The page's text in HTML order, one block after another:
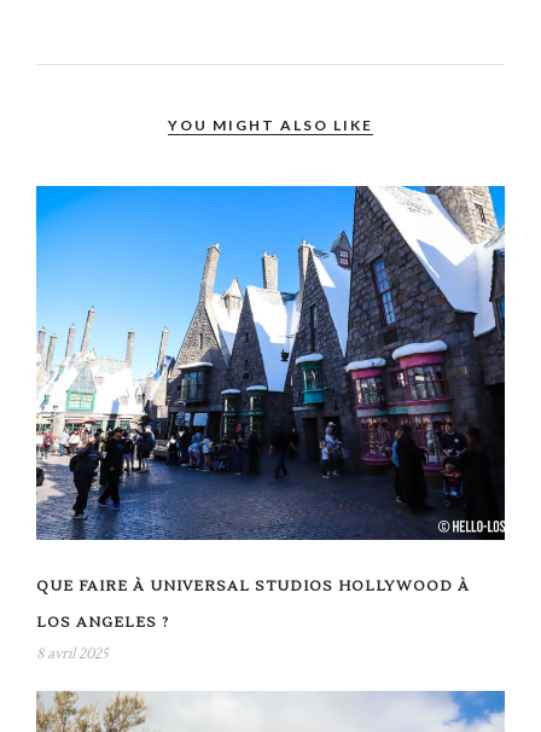
YOU MIGHT ALSO LIKE
QUE FAIRE À UNIVERSAL STUDIOS HOLLYWOOD À
LOS ANGELES ?
8 avril 2025